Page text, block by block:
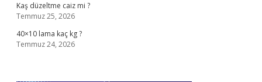
Kaş düzeltme caiz mi ?
Temmuz 25, 2026
40×10 lama kaç kg ?
Temmuz 24, 2026